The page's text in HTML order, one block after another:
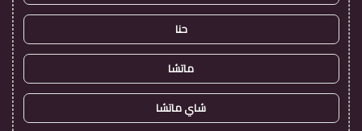
حنا
ماتشا
شاي ماتشا